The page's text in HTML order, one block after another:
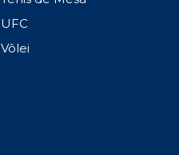
UFC
Vôlei